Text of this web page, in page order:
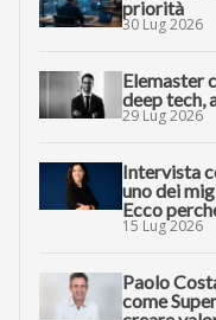
priorità
30 Lug 2026
Elemaster
deep tech,
29 Lug 2026
Intervista
uno dei
Ecco
15 Lug 2026
Paolo
come